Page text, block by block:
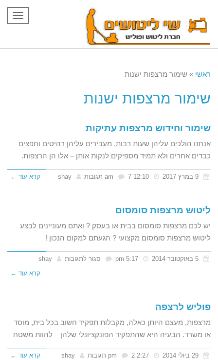
ראשי » שימור מרצפות ישנות
שימור מרצפות ישנות
שימור וחידוש מרצפות עתיקות
אנחנו הולכים עליהן שעות רבות, מעבירים עליהן רהיטים וחפצים
כבדים אחרים ולא תמיד מספיקים לנקות אותן – אלו הן הרצפות.
7 תגובות shay קרא עוד ←
ליטוש מרצפות סומסום
יש לכם מרצפות סומסום בבית או בעסק ? ואתם מעוניינים לבצע
ליטוש מרצפות סומסום מקצועי ? הגעתם למקום הנכון !
סגור לתגובותעל
shay
קרא עוד ←
פוליש לרצפה
מרצפות, מעצם היותן כאלה, מקבלות תפקיד חשוב בכל בית, מוסד
או משרד. הבעיה היא שהתפקיד הפונקציונלי שלהן – להוות משטח
2 תגובות shay קרא עוד ←